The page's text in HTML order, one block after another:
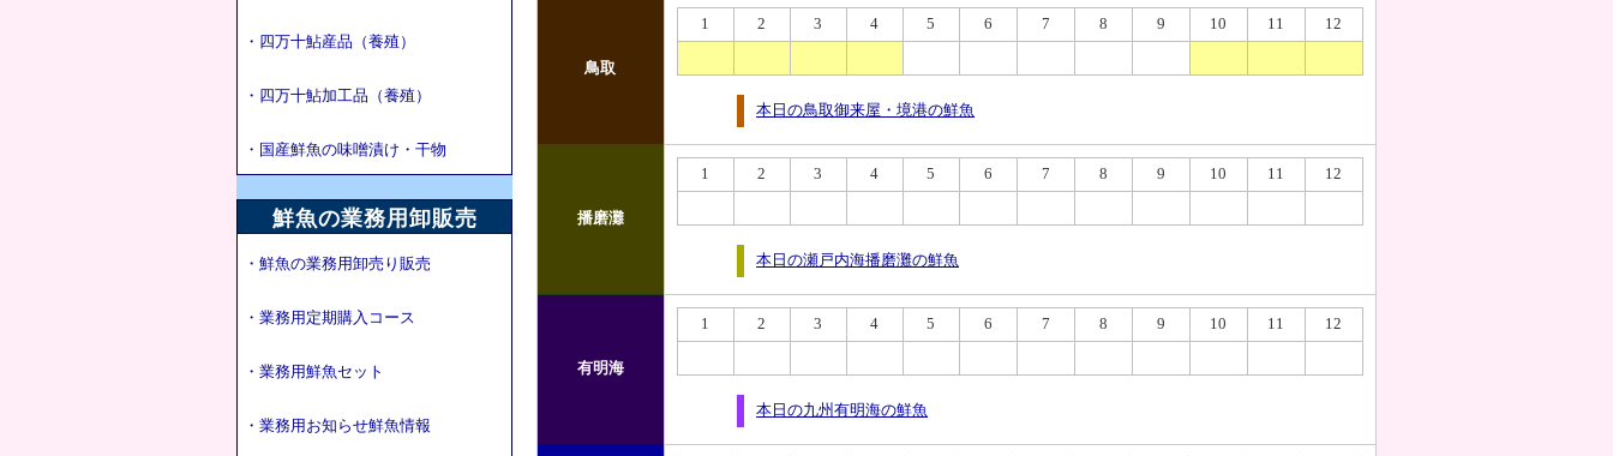
鳥取
1 2 3 4 5 6 7 8 9 10 11 12
本日の鳥取御来屋・境港の鮮魚
播磨灘
1 2 3 4 5 6 7 8 9 10 11 12
本日の瀬戸内海播磨灘の鮮魚
有明海
1 2 3 4 5 6 7 8 9 10 11 12
本日の九州有明海の鮮魚
・四万十鮎産品（養殖）
・四万十鮎加工品（養殖）
・国産鮮魚の味噌漬け・干物
鮮魚の業務用卸販売
・鮮魚の業務用卸売り販売
・業務用定期購入コース
・業務用鮮魚セット
・業務用お知らせ鮮魚情報